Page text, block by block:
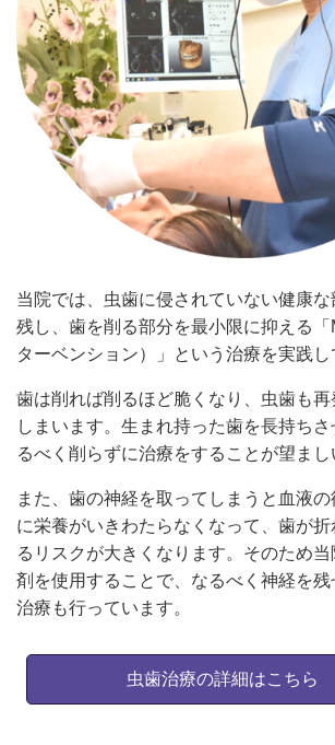
当院では、虫歯に侵されていない健康
残し、歯を削る部分を最小限に抑える
ターベンション）」という治療を実践し
歯は削れば削るほど脆くなり、虫歯も
しまいます。生まれ持った歯を長持ち
るべく削らずに治療をすることが望まし
また、歯の神経を取ってしまうと血液
に栄養がいきわたらなくなって、歯が
るリスクが大きくなります。そのため
剤を使用することで、なるべく神経を
治療も行っています。
虫歯治療の詳細はこちら